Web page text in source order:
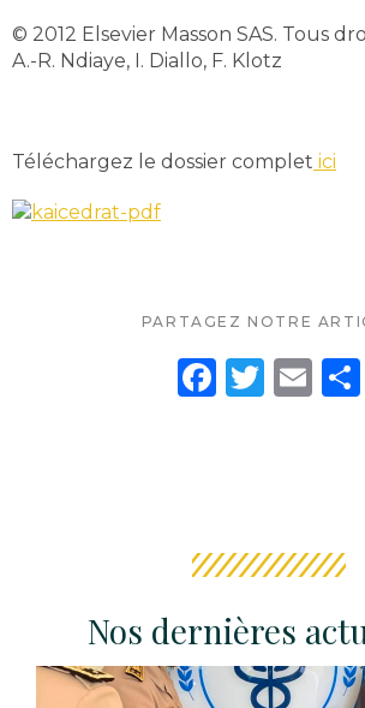
© 2012 Elsevier Masson SAS. Tous
A.-R. Ndiaye, I. Diallo, F. Klotz
Téléchargez le dossier complet ici
PARTAGEZ NOTRE
F
o
o
k
T E
Nos dernières